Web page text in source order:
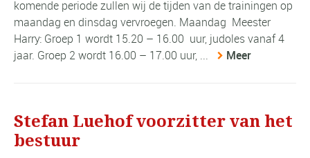
komende periode zullen wij de tijden van de trainingen op
maandag en dinsdag vervroegen. Maandag Meester
Harry: Groep 1 wordt 15.20 – 16.00 uur, judoles vanaf 4
jaar. Groep 2 wordt 16.00 – 17.00 uur, ...
Meer
Stefan Luehof voorzitter van het
bestuur